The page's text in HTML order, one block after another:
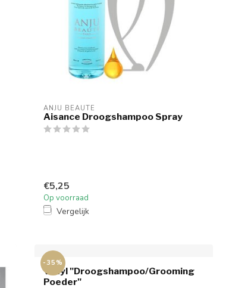
ANJU BEAUTE
Aisance Droogshampoo Spray
€5,25
Op voorraad
Vergelijk
-35%
Vetyl "Droogshampoo/Grooming
Poeder"